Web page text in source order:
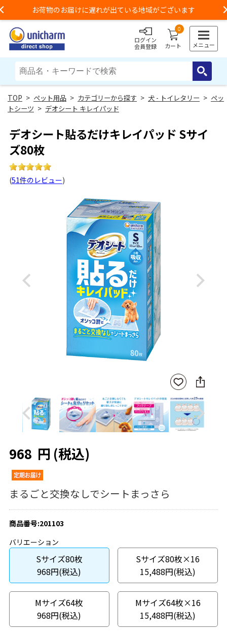
お荷物のお届けに遅れが出ている地域がございます
ログイン
会員登録
0
カート メニュー
> ペット用品 > カテゴリーから探す > 犬 - トイレタリー > ペッ
トシーツ > デオシート キレイパッド
デオシート貼るだけキレイパッド Sサイ
ズ80枚
(51件のレビュー)
Previous Next
お気
に入
りに
登録
SNS
に
ェ
ア
Previous Next
968 円 (税込)
まるごと交換なしでシートまっさら
商品番号:201103
バリエーション
Sサイズ80枚
968円(税込)
Sサイズ80枚×16
15,488円(税込)
Mサイズ64枚
968円(税込)
Mサイズ64枚×16
15,488円(税込)